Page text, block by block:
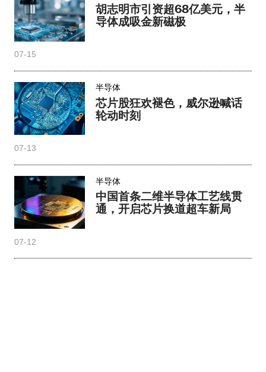
胡志明市引资超68亿美元，半
导体成吸金新磁极
07-15
半导体
芯片股狂欢褪色，威尔逊喊话
轮动时刻
07-13
半导体
中国首条二维半导体工艺线贯
通，开启芯片换道超车新局
07-12